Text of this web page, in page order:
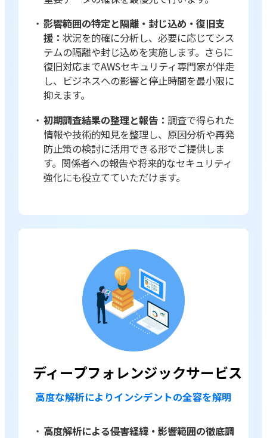
影響範囲の特定と隔離・封じ込め・復旧支
援： 状況を的確に分析し、必要に応じてシス
テムの隔離や封じ込めを実施します。さらに
復旧対応までAWSセキュリティ専門家が伴走
し、ビジネスへの影響と停止時間を最小限に
抑えます。
初期調査結果の整理と報告： 調査で得られた
情報や技術的知見を整理し、原因分析や再発
防止策の検討に活用できる形でご提供しま
す。関係者への報告や将来的なセキュリティ
強化にも役立てていただけます。
ディープフォレンジックサービス
高度な解析によりインシデントの全容を解明
高度解析による侵害経緯・影響範囲の徹底調